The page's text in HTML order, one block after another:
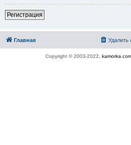
Регистрация
Главная Удалить
Copyright © 2003-2022,